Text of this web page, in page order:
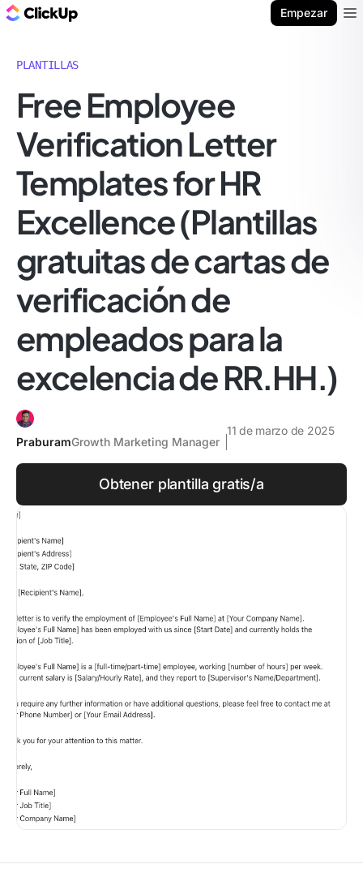
Empezar
PLANTILLAS
Free Employee
Verification Letter
Templates for HR
Excellence (Plantillas
gratuitas de cartas de
verificación de
empleados para la
excelencia de RR.HH.)
PraburamGrowth Marketing Manager
11 de marzo de 2025
Obtener plantilla gratis/a